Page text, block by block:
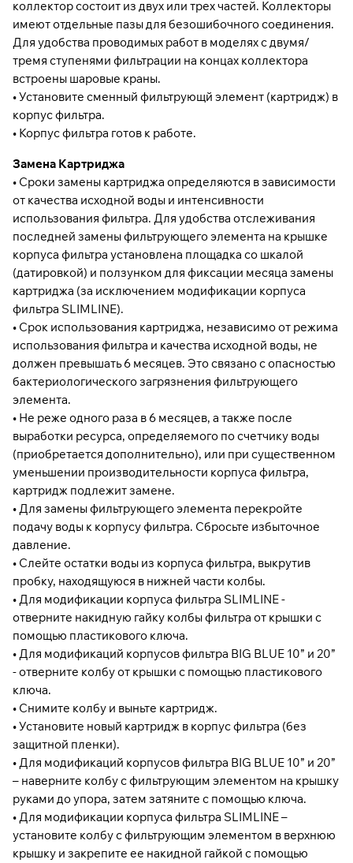
коллектор состоит из двух или трех частей. Коллекторы
имеют отдельные пазы для безошибочного соединения.
Для удобства проводимых работ в моделях с двумя/
тремя ступенями фильтрации на концах коллектора
встроены шаровые краны.
• Установите сменный фильтрующй элемент (картридж) в
корпус фильтра.
• Корпус фильтра готов к работе.
Замена Картриджа
• Сроки замены картриджа определяются в зависимости
от качества исходной воды и интенсивности
использования фильтра. Для удобства отслеживания
последней замены фильтрующего элемента на крышке
корпуса фильтра установлена площадка со шкалой
(датировкой) и ползунком для фиксации месяца замены
картриджа (за исключением модификации корпуса
фильтра SLIMLINE).
• Срок использования картриджа, независимо от режима
использования фильтра и качества исходной воды, не
должен превышать 6 месяцев. Это связано с опасностью
бактериологического загрязнения фильтрующего
элемента.
• Не реже одного раза в 6 месяцев, а также после
выработки ресурса, определяемого по счетчику воды
(приобретается дополнительно), или при существенном
уменьшении производительности корпуса фильтра,
картридж подлежит замене.
• Для замены фильтрующего элемента перекройте
подачу воды к корпусу фильтра. Сбросьте избыточное
давление.
• Слейте остатки воды из корпуса фильтра, выкрутив
пробку, находящуюся в нижней части колбы.
• Для модификации корпуса фильтра SLIMLINE -
отверните накидную гайку колбы фильтра от крышки с
помощью пластикового ключа.
• Для модификаций корпусов фильтра BIG BLUE 10” и 20”
- отверните колбу от крышки с помощью пластикового
ключа.
• Снимите колбу и выньте картридж.
• Установите новый картридж в корпус фильтра (без
защитной пленки).
• Для модификаций корпусов фильтра BIG BLUE 10” и 20”
– наверните колбу с фильтрующим элементом на крышку
руками до упора, затем затяните с помощью ключа.
• Для модификации корпуса фильтра SLIMLINE –
установите колбу с фильтрующим элементом в верхнюю
крышку и закрепите ее накидной гайкой с помощью